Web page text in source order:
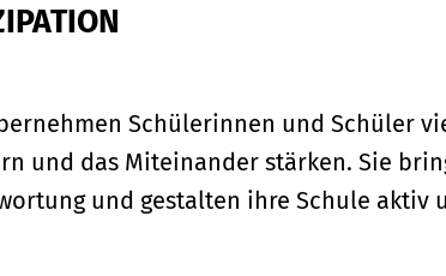
Schülerinnen und Schüler
und das Miteinander stärken. Sie
und gestalten ihre Schule aktiv